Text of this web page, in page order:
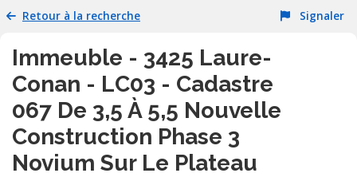
RESSOURCES
Retour à la recherche Signaler
Immeuble - 3425 Laure-
Conan - LC03 - Cadastre
067 De 3,5 À 5,5 Nouvelle
Construction Phase 3
Novium Sur Le Plateau